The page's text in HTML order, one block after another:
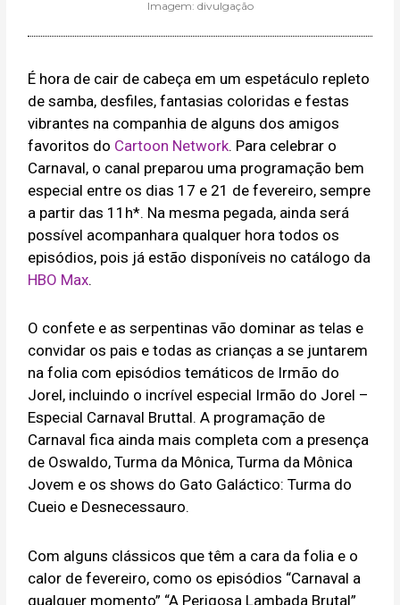
Imagem: divulgação
É hora de cair de cabeça em um espetáculo repleto
de samba, desfiles, fantasias coloridas e festas
vibrantes na companhia de alguns dos amigos
favoritos do Cartoon Network. Para celebrar o
Carnaval, o canal preparou uma programação bem
especial entre os dias 17 e 21 de fevereiro, sempre
a partir das 11h*. Na mesma pegada, ainda será
possível acompanhara qualquer hora todos os
episódios, pois já estão disponíveis no catálogo da
HBO Max.
O confete e as serpentinas vão dominar as telas e
convidar os pais e todas as crianças a se juntarem
na folia com episódios temáticos de Irmão do
Jorel, incluindo o incrível especial Irmão do Jorel –
Especial Carnaval Bruttal. A programação de
Carnaval fica ainda mais completa com a presença
de Oswaldo, Turma da Mônica, Turma da Mônica
Jovem e os shows do Gato Galáctico: Turma do
Cueio e Desnecessauro.
Com alguns clássicos que têm a cara da folia e o
calor de fevereiro, como os episódios “Carnaval a
qualquer momento” “A Perigosa Lambada Brutal”